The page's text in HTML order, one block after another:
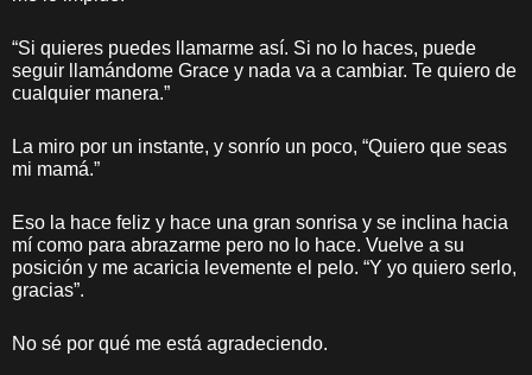
“Si quieres puedes llamarme así. Si no lo haces, puede
seguir llamándome Grace y nada va a cambiar. Te quiero de
cualquier manera.”
La miro por un instante, y sonrío un poco, “Quiero que seas
mi mamá.”
Eso la hace feliz y hace una gran sonrisa y se inclina hacia
mí como para abrazarme pero no lo hace. Vuelve a su
posición y me acaricia levemente el pelo. “Y yo quiero serlo,
gracias”.
No sé por qué me está agradeciendo.